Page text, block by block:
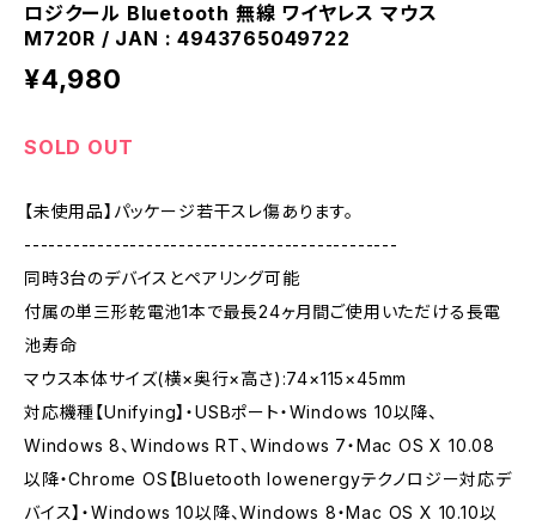
ロジクール Bluetooth 無線 ワイヤレス マウス
M720R / JAN : 4943765049722
¥4,980
SOLD OUT
【未使用品】パッケージ若干スレ傷あります。
----------------------------------------------
同時3台のデバイスとペアリング可能
付属の単三形乾電池1本で最長24ヶ月間ご使用いただける長電
池寿命
マウス本体サイズ(横×奥行×高さ):74×115×45mm
対応機種【Unifying】・USBポート・Windows 10以降、
Windows 8、Windows RT、Windows 7・Mac OS X 10.08
以降・Chrome OS【Bluetooth lowenergyテクノロジー対応デ
バイス】・Windows 10以降、Windows 8・Mac OS X 10.10以